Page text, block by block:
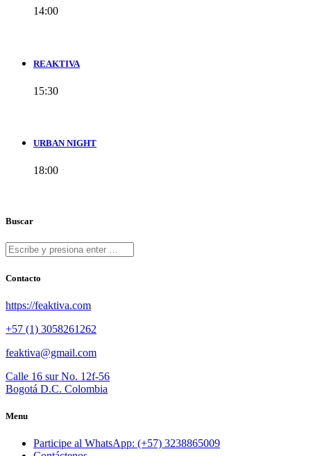
14:00
REAKTIVA
15:30
URBAN NIGHT
18:00
Buscar
Contacto
https://feaktiva.com
+57 (1) 3058261262
feaktiva@gmail.com
Calle 16 sur No. 12f-56
Bogotá D.C. Colombia
Menu
Participe al WhatsApp: (+57) 3238865009